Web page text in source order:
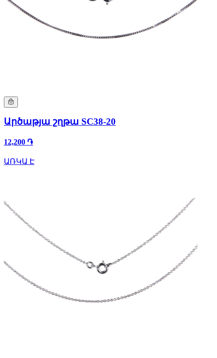
Արծաթյա շղթա SC38-20
12,200 ֏
ԱՌԿԱ Է